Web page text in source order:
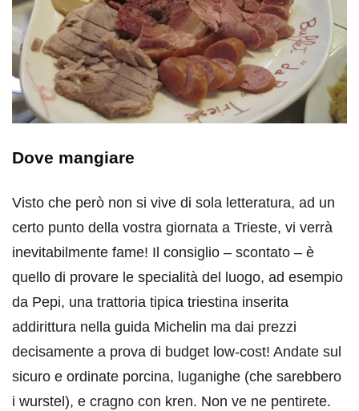
Dove mangiare
Visto che però non si vive di sola letteratura, ad un
certo punto della vostra giornata a Trieste, vi verrà
inevitabilmente fame! Il consiglio – scontato – è
quello di provare le specialità del luogo, ad esempio
da Pepi, una trattoria tipica triestina inserita
addirittura nella guida Michelin ma dai prezzi
decisamente a prova di budget low-cost! Andate sul
sicuro e ordinate porcina, luganighe (che sarebbero
i wurstel), e cragno con kren. Non ve ne pentirete.